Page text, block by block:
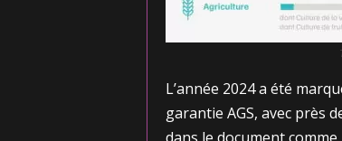
L’année 2024 a été
garantie AGS, avec près